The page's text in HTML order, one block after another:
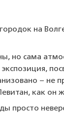
на
но сама
– не
как он
просто